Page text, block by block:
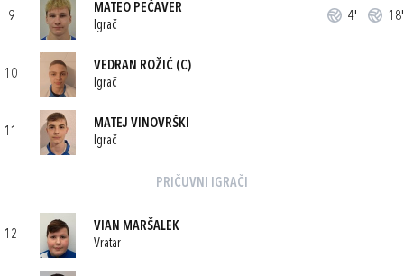
9
MATEO PEČAVER
Igrač
4' 18'
10
VEDRAN ROŽIĆ (C)
Igrač
11
MATEJ VINOVRŠKI
Igrač
PRIČUVNI IGRAČI
12
VIAN MARŠALEK
Vratar